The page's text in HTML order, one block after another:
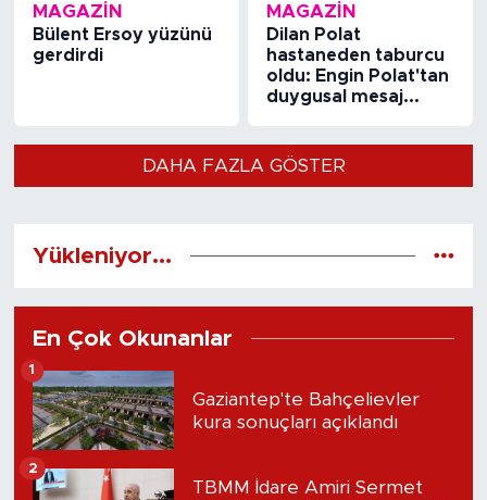
MAGAZİN
Bülent Ersoy yüzünü
gerdirdi
MAGAZİN
Dilan Polat
hastaneden taburcu
oldu: Engin Polat'tan
duygusal mesaj...
DAHA FAZLA GÖSTER
Yükleniyor...
En Çok Okunanlar
Gaziantep'te Bahçelievler
kura sonuçları açıklandı
1
TBMM İdare Amiri Sermet
2